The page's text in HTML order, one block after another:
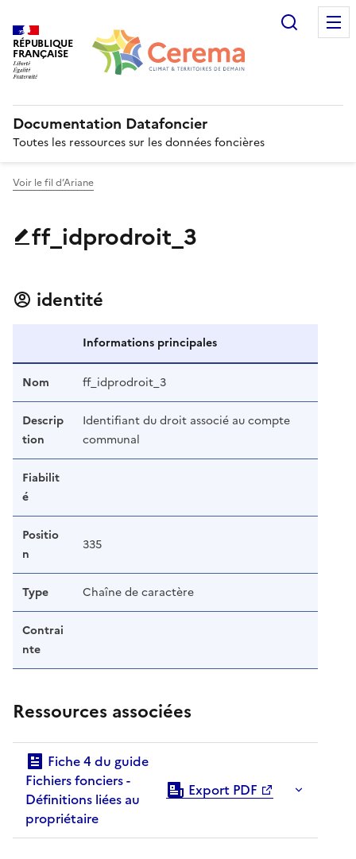
RÉPUBLIQUE
FRANÇAISE
Documentation Datafoncier
Toutes les ressources sur les données foncières
Voir le fil d’Ariane
ff_idprodroit_3
identité
Informations principales
Nom ff_idprodroit_3
Descrip
tion
Identifiant du droit associé au compte
communal
Fiabilit
é
Positio
n
335
Type Chaîne de caractère
Contrai
nte
Ressources associées
Fichiers fonciers -
Définitions liées au
propriétaire
Export PDF